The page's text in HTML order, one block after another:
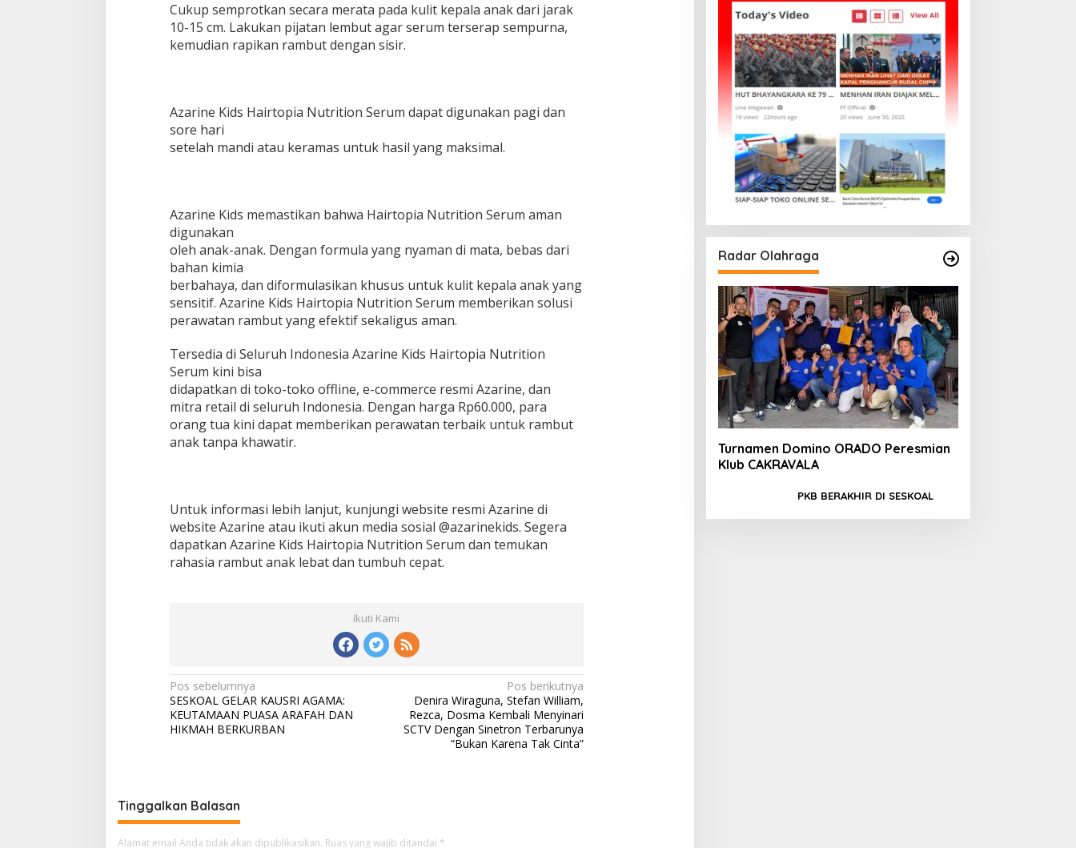
Cukup semprotkan secara merata pada kulit kepala anak dari jarak
10-15 cm. Lakukan pijatan lembut agar serum terserap sempurna,
kemudian rapikan rambut dengan sisir.
Azarine Kids Hairtopia Nutrition Serum dapat digunakan pagi dan
sore hari
setelah mandi atau keramas untuk hasil yang maksimal.
Azarine Kids memastikan bahwa Hairtopia Nutrition Serum aman
digunakan
oleh anak-anak. Dengan formula yang nyaman di mata, bebas dari
bahan kimia
berbahaya, dan diformulasikan khusus untuk kulit kepala anak yang
sensitif. Azarine Kids Hairtopia Nutrition Serum memberikan solusi
perawatan rambut yang efektif sekaligus aman.
Tersedia di Seluruh Indonesia Azarine Kids Hairtopia Nutrition
Serum kini bisa
didapatkan di toko-toko offline, e-commerce resmi Azarine, dan
mitra retail di seluruh Indonesia. Dengan harga Rp60.000, para
orang tua kini dapat memberikan perawatan terbaik untuk rambut
anak tanpa khawatir.
Untuk informasi lebih lanjut, kunjungi website resmi Azarine di
website Azarine atau ikuti akun media sosial @azarinekids. Segera
dapatkan Azarine Kids Hairtopia Nutrition Serum dan temukan
rahasia rambut anak lebat dan tumbuh cepat.
Ikuti Kami
N
a
v
a
s
Pos sebelumnya
SESKOAL GELAR KAUSRI AGAMA:
KEUTAMAAN PUASA ARAFAH DAN
HIKMAH BERKURBAN
Pos berikutnya
Denira Wiraguna, Stefan William,
Rezca, Dosma Kembali Menyinari
SCTV Dengan Sinetron Terbarunya
“Bukan Karena Tak Cinta”
Tinggalkan Balasan
Alamat email Anda tidak akan dipublikasikan. Ruas yang wajib ditandai *
Radar Olahraga
Turnamen Domino ORADO Peresmian
Klub CAKRAVALA
PKB BERAKHIR DI SESKOAL